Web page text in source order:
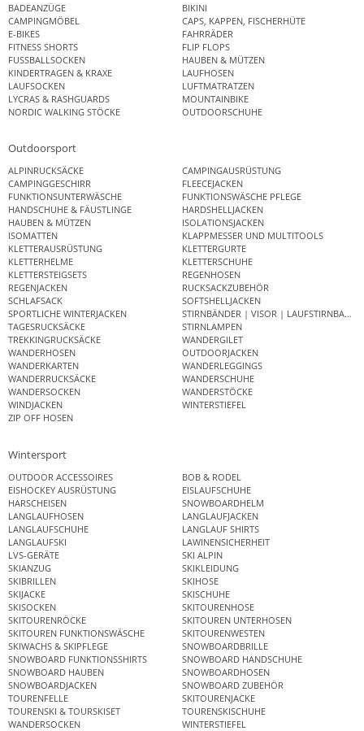
BADEANZÜGE
BIKINI
CAMPINGMÖBEL
CAPS, KAPPEN, FISCHERHÜTE
E-BIKES
FAHRRÄDER
FITNESS SHORTS
FLIP FLOPS
FUSSBALLSOCKEN
HAUBEN & MÜTZEN
KINDERTRAGEN & KRAXE
LAUFHOSEN
LAUFSOCKEN
LUFTMATRATZEN
LYCRAS & RASHGUARDS
MOUNTAINBIKE
NORDIC WALKING STÖCKE
OUTDOORSCHUHE
Outdoorsport
ALPINRUCKSÄCKE
CAMPINGAUSRÜSTUNG
CAMPINGGESCHIRR
FLEECEJACKEN
FUNKTIONSUNTERWÄSCHE
FUNKTIONSWÄSCHE PFLEGE
HANDSCHUHE & FÄUSTLINGE
HARDSHELLJACKEN
HAUBEN & MÜTZEN
ISOLATIONSJACKEN
ISOMATTEN
KLAPPMESSER UND MULTITOOLS
KLETTERAUSRÜSTUNG
KLETTERGURTE
KLETTERHELME
KLETTERSCHUHE
KLETTERSTEIGSETS
REGENHOSEN
REGENJACKEN
RUCKSACKZUBEHÖR
SCHLAFSACK
SOFTSHELLJACKEN
SPORTLICHE WINTERJACKEN
STIRNBÄNDER | VISOR | LAUFSTIRNBAND
TAGESRUCKSÄCKE
STIRNLAMPEN
TREKKINGRUCKSÄCKE
WANDERGILET
WANDERHOSEN
OUTDOORJACKEN
WANDERKARTEN
WANDERLEGGINGS
WANDERRUCKSÄCKE
WANDERSCHUHE
WANDERSOCKEN
WANDERSTÖCKE
WINDJACKEN
WINTERSTIEFEL
ZIP OFF HOSEN
Wintersport
OUTDOOR ACCESSOIRES
BOB & RODEL
EISHOCKEY AUSRÜSTUNG
EISLAUFSCHUHE
HARSCHEISEN
SNOWBOARDHELM
LANGLAUFHOSEN
LANGLAUFJACKEN
LANGLAUFSCHUHE
LANGLAUF SHIRTS
LANGLAUFSKI
LAWINENSICHERHEIT
LVS-GERÄTE
SKI ALPIN
SKIANZUG
SKIKLEIDUNG
SKIBRILLEN
SKIHOSE
SKIJACKE
SKISCHUHE
SKISOCKEN
SKITOURENHOSE
SKITOURENRÖCKE
SKITOUREN UNTERHOSEN
SKITOUREN FUNKTIONSWÄSCHE
SKITOURENWESTEN
SKIWACHS & SKIPFLEGE
SNOWBOARDBRILLE
SNOWBOARD FUNKTIONSSHIRTS
SNOWBOARD HANDSCHUHE
SNOWBOARD HAUBEN
SNOWBOARDHOSEN
SNOWBOARDJACKEN
SNOWBOARD ZUBEHÖR
TOURENFELLE
SKITOURENJACKE
TOURENSKI & TOURSKISET
TOURENSKISCHUHE
WANDERSOCKEN
WINTERSTIEFEL